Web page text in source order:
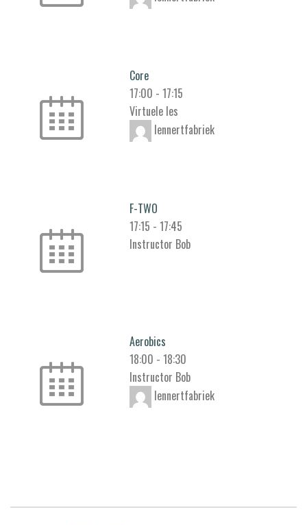
Core
17:00 - 17:15
Virtuele les
lennertfabriek
F-TWO
17:15 - 17:45
Instructor Bob
Aerobics
18:00 - 18:30
Instructor Bob
lennertfabriek